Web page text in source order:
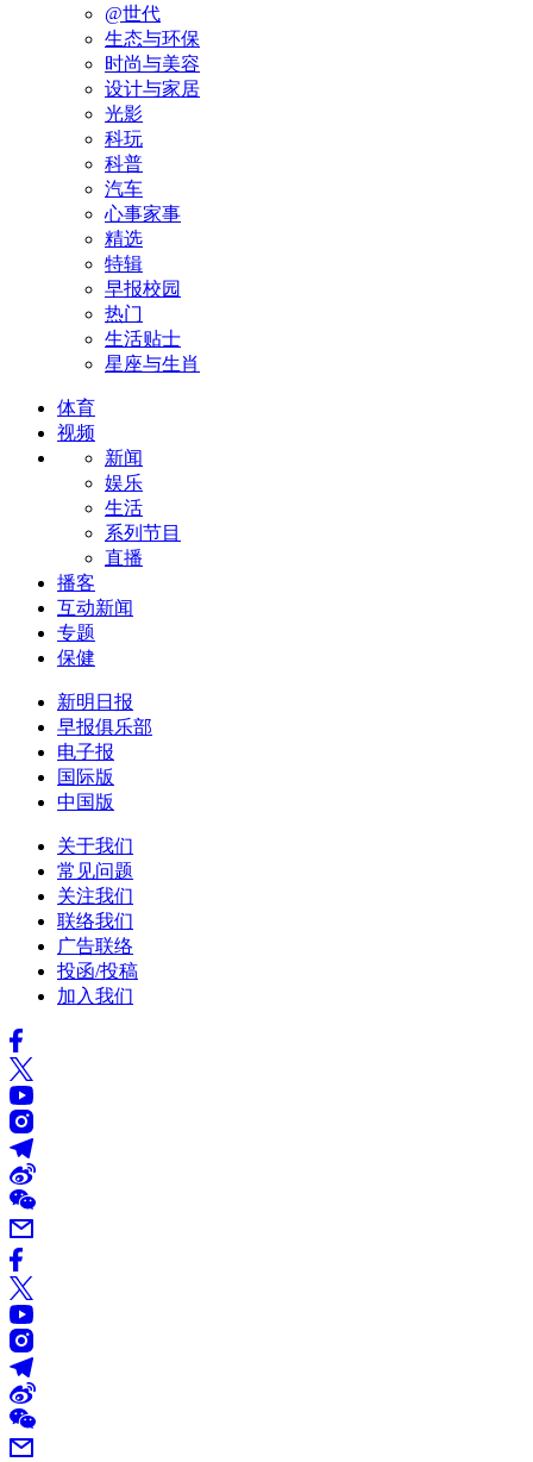
@世代
生态与环保
时尚与美容
设计与家居
光影
科玩
科普
汽车
心事家事
精选
特辑
早报校园
热门
生活贴士
星座与生肖
体育
视频
新闻
娱乐
生活
系列节目
直播
播客
互动新闻
专题
保健
新明日报
早报俱乐部
电子报
国际版
中国版
关于我们
常见问题
关注我们
联络我们
广告联络
投函/投稿
加入我们